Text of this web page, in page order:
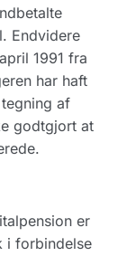
Endvidere
1991 fra
har haft
af
godtgjort at
er
i forbindelse